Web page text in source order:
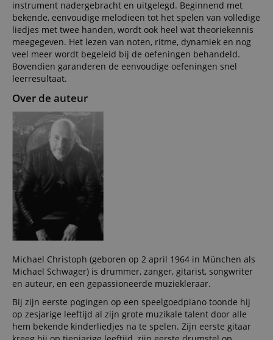
instrument nadergebracht en uitgelegd. Beginnend met
bekende, eenvoudige melodieën tot het spelen van volledige
liedjes met twee handen, wordt ook heel wat theoriekennis
meegegeven. Het lezen van noten, ritme, dynamiek en nog
veel meer wordt begeleid bij de oefeningen behandeld.
Bovendien garanderen de eenvoudige oefeningen snel
leerresultaat.
Over de auteur
Michael Christoph (geboren op 2 april 1964 in München als
Michael Schwager) is drummer, zanger, gitarist, songwriter
en auteur, en een gepassioneerde muziekleraar.
Bij zijn eerste pogingen op een speelgoedpiano toonde hij
op zesjarige leeftijd al zijn grote muzikale talent door alle
hem bekende kinderliedjes na te spelen. Zijn eerste gitaar